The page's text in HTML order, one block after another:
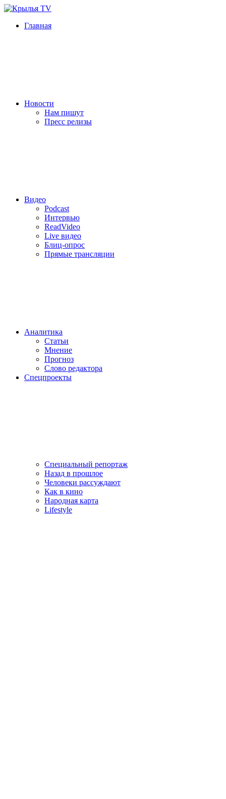
Главная
Новости
Нам пишут
Пресс релизы
Видео
Podcast
Интервью
ReadVideo
Live видео
Блиц-опрос
Прямые трансляции
Аналитика
Статьи
Мнение
Прогноз
Cлово редактора
Спецпроекты
Специальный репортаж
Назад в прошлое
Человеки рассуждают
Как в кино
Народная карта
Lifestyle